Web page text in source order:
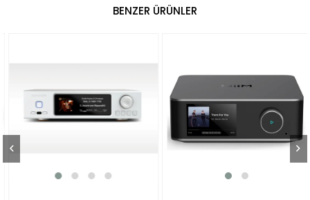
BENZER ÜRÜNLER